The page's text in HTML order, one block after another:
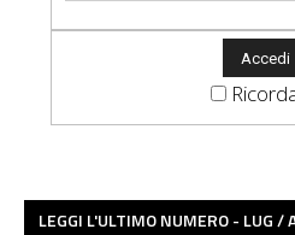
LEGGI L'ULTIMO NUMERO - LUG /